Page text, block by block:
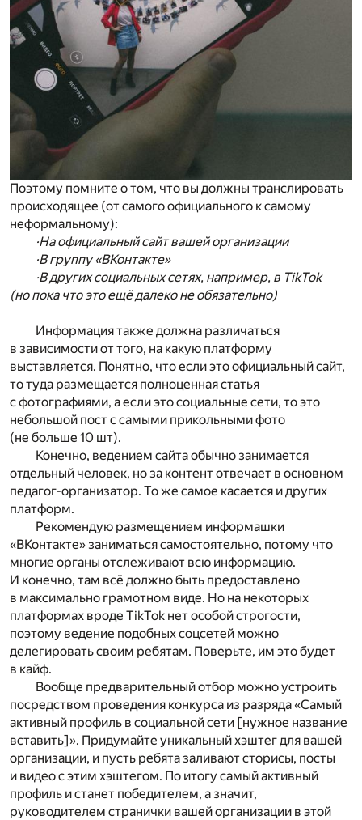
Поэтому помните о том, что вы должны транслировать
происходящее (от самого официального к самому
неформальному):
·На официальный сайт вашей организации
·В группу «ВКонтакте»
·В других социальных сетях, например, в TikTok
(но пока что это ещё далеко не обязательно)
Информация также должна различаться
в зависимости от того, на какую платформу
выставляется. Понятно, что если это официальный сайт,
то туда размещается полноценная статья
с фотографиями, а если это социальные сети, то это
небольшой пост с самыми прикольными фото
(не больше 10 шт).
Конечно, ведением сайта обычно занимается
отдельный человек, но за контент отвечает в основном
педагог-организатор. То же самое касается и других
платформ.
Рекомендую размещением информашки
«ВКонтакте» заниматься самостоятельно, потому что
многие органы отслеживают всю информацию.
И конечно, там всё должно быть предоставлено
в максимально грамотном виде. Но на некоторых
платформах вроде TikTok нет особой строгости,
поэтому ведение подобных соцсетей можно
делегировать своим ребятам. Поверьте, им это будет
в кайф.
Вообще предварительный отбор можно устроить
посредством проведения конкурса из разряда «Самый
активный профиль в социальной сети [нужное название
вставить]». Придумайте уникальный хэштег для вашей
организации, и пусть ребята заливают сторисы, посты
и видео с этим хэштегом. По итогу самый активный
профиль и станет победителем, а значит,
руководителем странички вашей организации в этой